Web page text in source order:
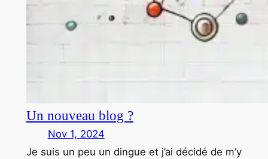
Un nouveau blog ?
Nov 1, 2024
Je suis un peu un dingue et j’ai décidé de m’y